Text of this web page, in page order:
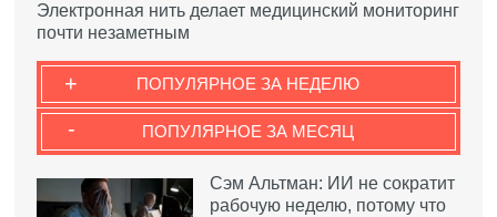
Электронная нить делает медицинский мониторинг
почти незаметным
ПОПУЛЯРНОЕ ЗА НЕДЕЛЮ
+
ПОПУЛЯРНОЕ ЗА МЕСЯЦ
-
Сэм Альтман: ИИ не сократит
рабочую неделю, потому что